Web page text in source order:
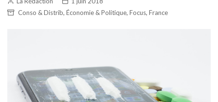
Conso & Distrib, Économie & Politique, Focus, France